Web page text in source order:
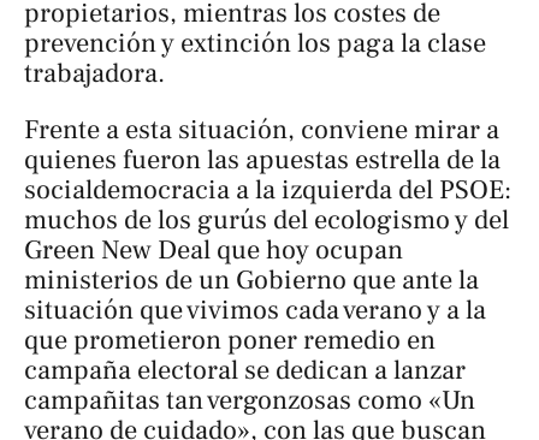
propietarios, mientras los costes de
prevención y extinción los paga la clase
trabajadora.
Frente a esta situación, conviene mirar a
quienes fueron las apuestas estrella de la
socialdemocracia a la izquierda del PSOE:
muchos de los gurús del ecologismo y del
Green New Deal que hoy ocupan
ministerios de un Gobierno que ante la
situación que vivimos cada verano y a la
que prometieron poner remedio en
campaña electoral se dedican a lanzar
campañitas tan vergonzosas como «Un
verano de cuidado», con las que buscan